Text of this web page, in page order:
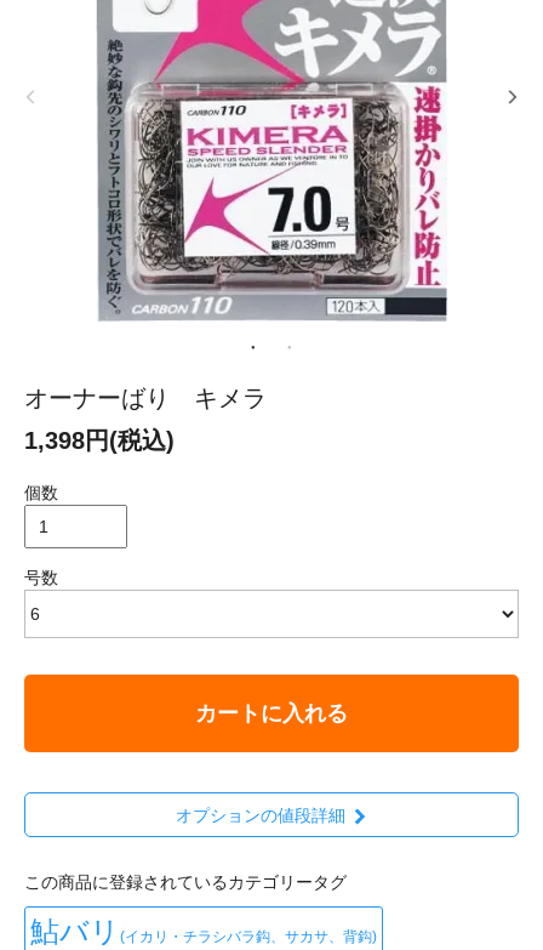
オーナーばり キメラ
1,398円(税込)
個数
号数
カートに入れる
オプションの値段詳細
この商品に登録されているカテゴリータグ
鮎バリ (イカリ・チラシバラ鈎、サカサ、背鈎)